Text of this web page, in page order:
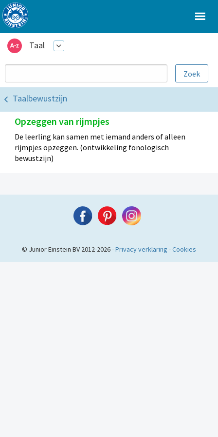
Taal
Taalbewustzijn
Opzeggen van rijmpjes
De leerling kan samen met iemand anders of alleen
rijmpjes opzeggen. (ontwikkeling fonologisch
bewustzijn)
© Junior Einstein BV 2012-2026 -Privacy verklaring -Cookies